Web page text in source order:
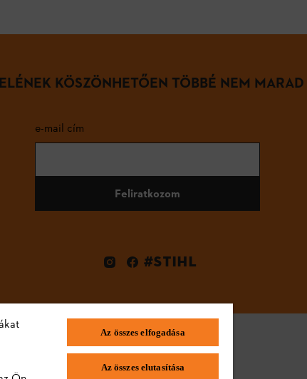
KÖSZÖNHETŐEN TÖBBÉ NEM
e-mail cím
Feliratkozom
#STIHL
Az összes elfogadása
Az összes elutasítása